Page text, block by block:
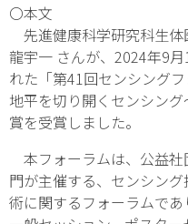
〇本文
先進健康科学研究科生体
龍宇一 さんが、2024年9
れた「第41回センシング
地平を切り開くセンシン
賞を受賞しました。
本フォーラムは、公益
門が主催する、センシン
術に関するフォーラムで